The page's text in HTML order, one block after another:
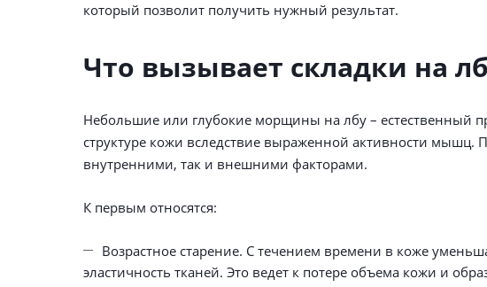
который позволит получить нужный результат.
Что вызывает складки на
Небольшие или глубокие морщины на лбу – естественный
структуре кожи вследствие выраженной активности мышц.
внутренними, так и внешними факторами.
К первым относятся:
Возрастное старение. С течением времени в коже
эластичность тканей. Это ведет к потере объема кожи и